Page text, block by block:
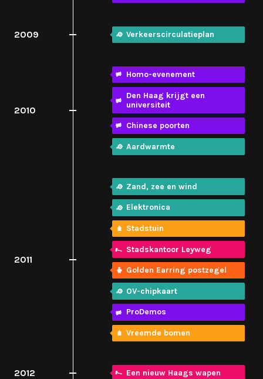
2009 Verkeerscirculatieplan
2010
Homo-evenement
Den Haag krijgt een
universiteit
Chinese poorten
Aardwarmte
2011
Zand, zee en wind
Elektronica
Stadstuin
Stadskantoor Leyweg
Golden Earring postzegel
OV-chipkaart
ProDemos
Vreemde bomen
2012 Een nieuw Haags wapen